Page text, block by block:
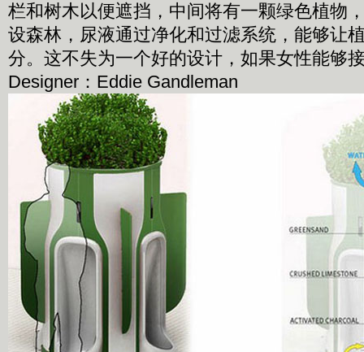
栏和树木以便遮挡，中间将有一颗绿色植物
设森林，尿液通过净化和过滤系统，能够让
分。这不失为一个好的设计，如果女性能够
Designer：Eddie Gandleman